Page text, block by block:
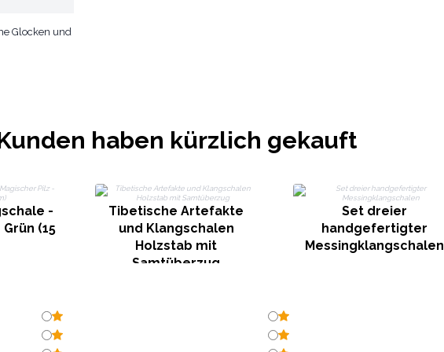
Glocken und
haben kürzlich gekauft
-
(15
Tibetische Artefakte
und Klangschalen
Holzstab mit
Samtüberzug
Set dreier
handgefertigter
Messingklangschalen